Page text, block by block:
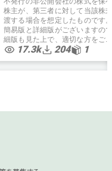
株主が、第三者に対して当該株
渡する場合を想定したものです
簡易版と詳細版がございますの
細版も見た上で、適切な方をご...
17.3k 204 1